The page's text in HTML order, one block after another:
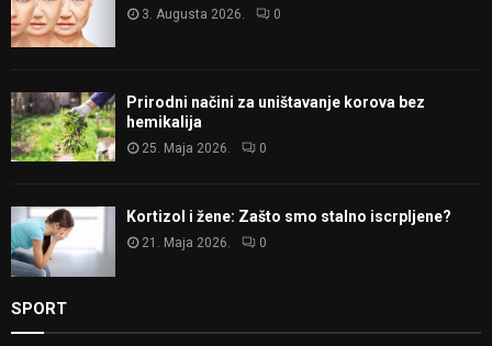
3. Augusta 2026. 0
Prirodni načini za uništavanje korova bez
hemikalija
25. Maja 2026. 0
Kortizol i žene: Zašto smo stalno iscrpljene?
21. Maja 2026. 0
SPORT